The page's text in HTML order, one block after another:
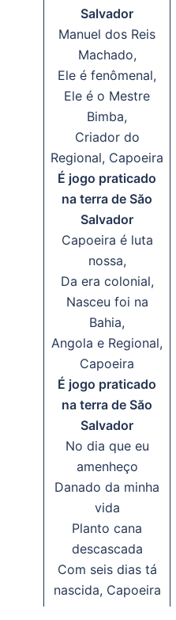
Salvador
Manuel dos Reis
Machado,
Ele é fenômenal,
Ele é o Mestre
Bimba,
Criador do
Regional, Capoeira
É jogo praticado
na terra de Săo
Salvador
Capoeira é luta
nossa,
Da era colonial,
Nasceu foi na
Bahia,
Angola e Regional,
Capoeira
É jogo praticado
na terra de Săo
Salvador
No dia que eu
amenheço
Danado da minha
vida
Planto cana
descascada
Com seis dias tá
nascida, Capoeira